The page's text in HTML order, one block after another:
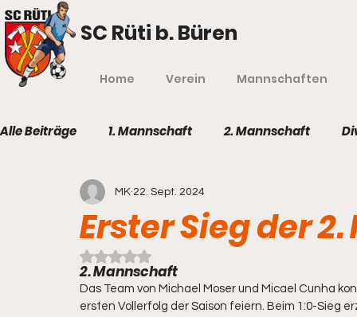
SC Rüti b. Büren
Home Verein Mannschaften
Alle Beiträge 1. Mannschaft 2. Mannschaft
Erster Sieg der
MK 22. Sept. 2024
Mit NaN von 5 Sternen bewertet.
2. Mannschaft
Das Team von Michael Moser und Micael Cunha
ersten Vollerfolg der Saison feiern. Beim 1:0-Sieg